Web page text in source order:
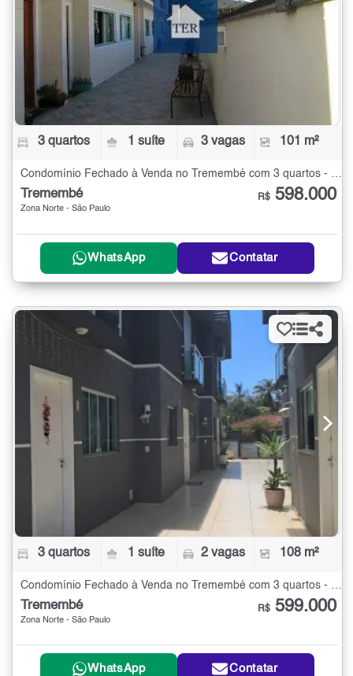
3 quartos 1 suíte 3 vagas 101 m²
Condomínio Fechado à Venda no Tremembé com 3 quartos - 101 m²
Tremembé
Zona Norte - São Paulo
R$ 598.000
WhatsApp Contatar
3 quartos 1 suíte 2 vagas 108 m²
Tremembé
Zona Norte - São Paulo
R$ 599.000
WhatsApp Contatar